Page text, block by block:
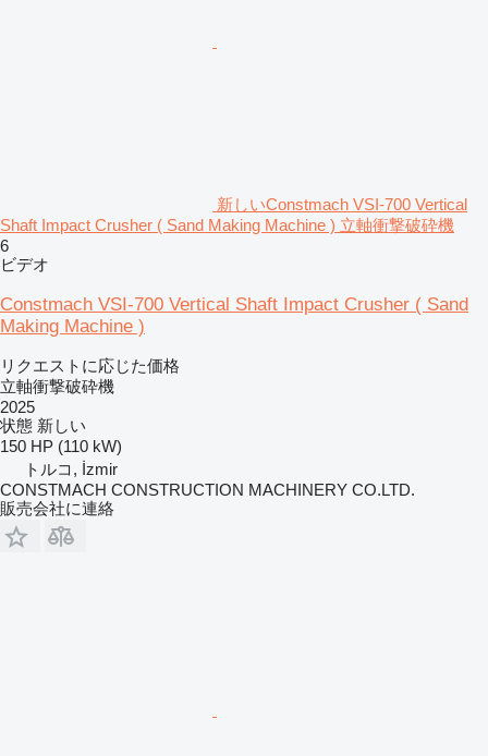
新しいConstmach VSI-700 Vertical
Shaft Impact Crusher ( Sand Making Machine ) 立軸衝撃破砕機
6
ビデオ
Constmach VSI-700 Vertical Shaft Impact Crusher ( Sand
Making Machine )
リクエストに応じた価格
立軸衝撃破砕機
2025
状態 新しい
150 HP (110 kW)
トルコ, İzmir
CONSTMACH CONSTRUCTION MACHINERY CO.LTD.
販売会社に連絡